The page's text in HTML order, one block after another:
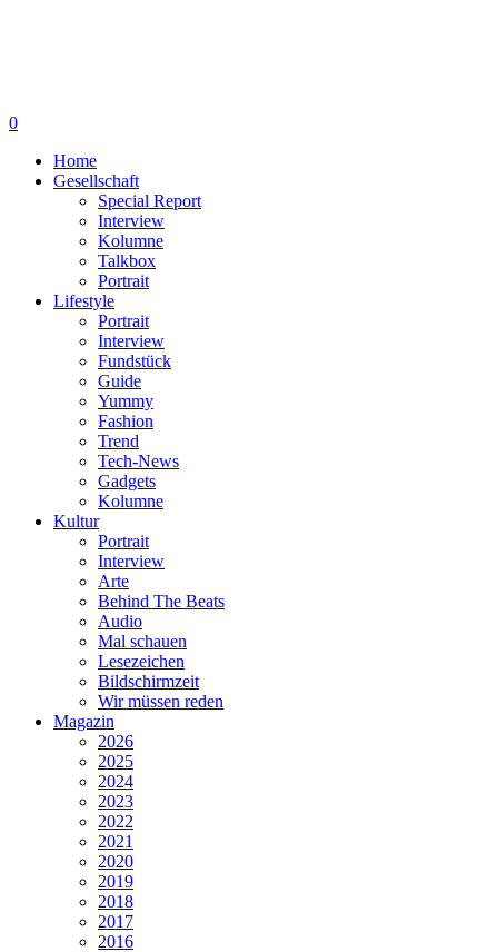
0
Home
Gesellschaft
Special Report
Interview
Kolumne
Talkbox
Portrait
Lifestyle
Portrait
Interview
Fundstück
Guide
Yummy
Fashion
Trend
Tech-News
Gadgets
Kolumne
Kultur
Portrait
Interview
Arte
Behind The Beats
Audio
Mal schauen
Lesezeichen
Bildschirmzeit
Wir müssen reden
Magazin
2026
2025
2024
2023
2022
2021
2020
2019
2018
2017
2016